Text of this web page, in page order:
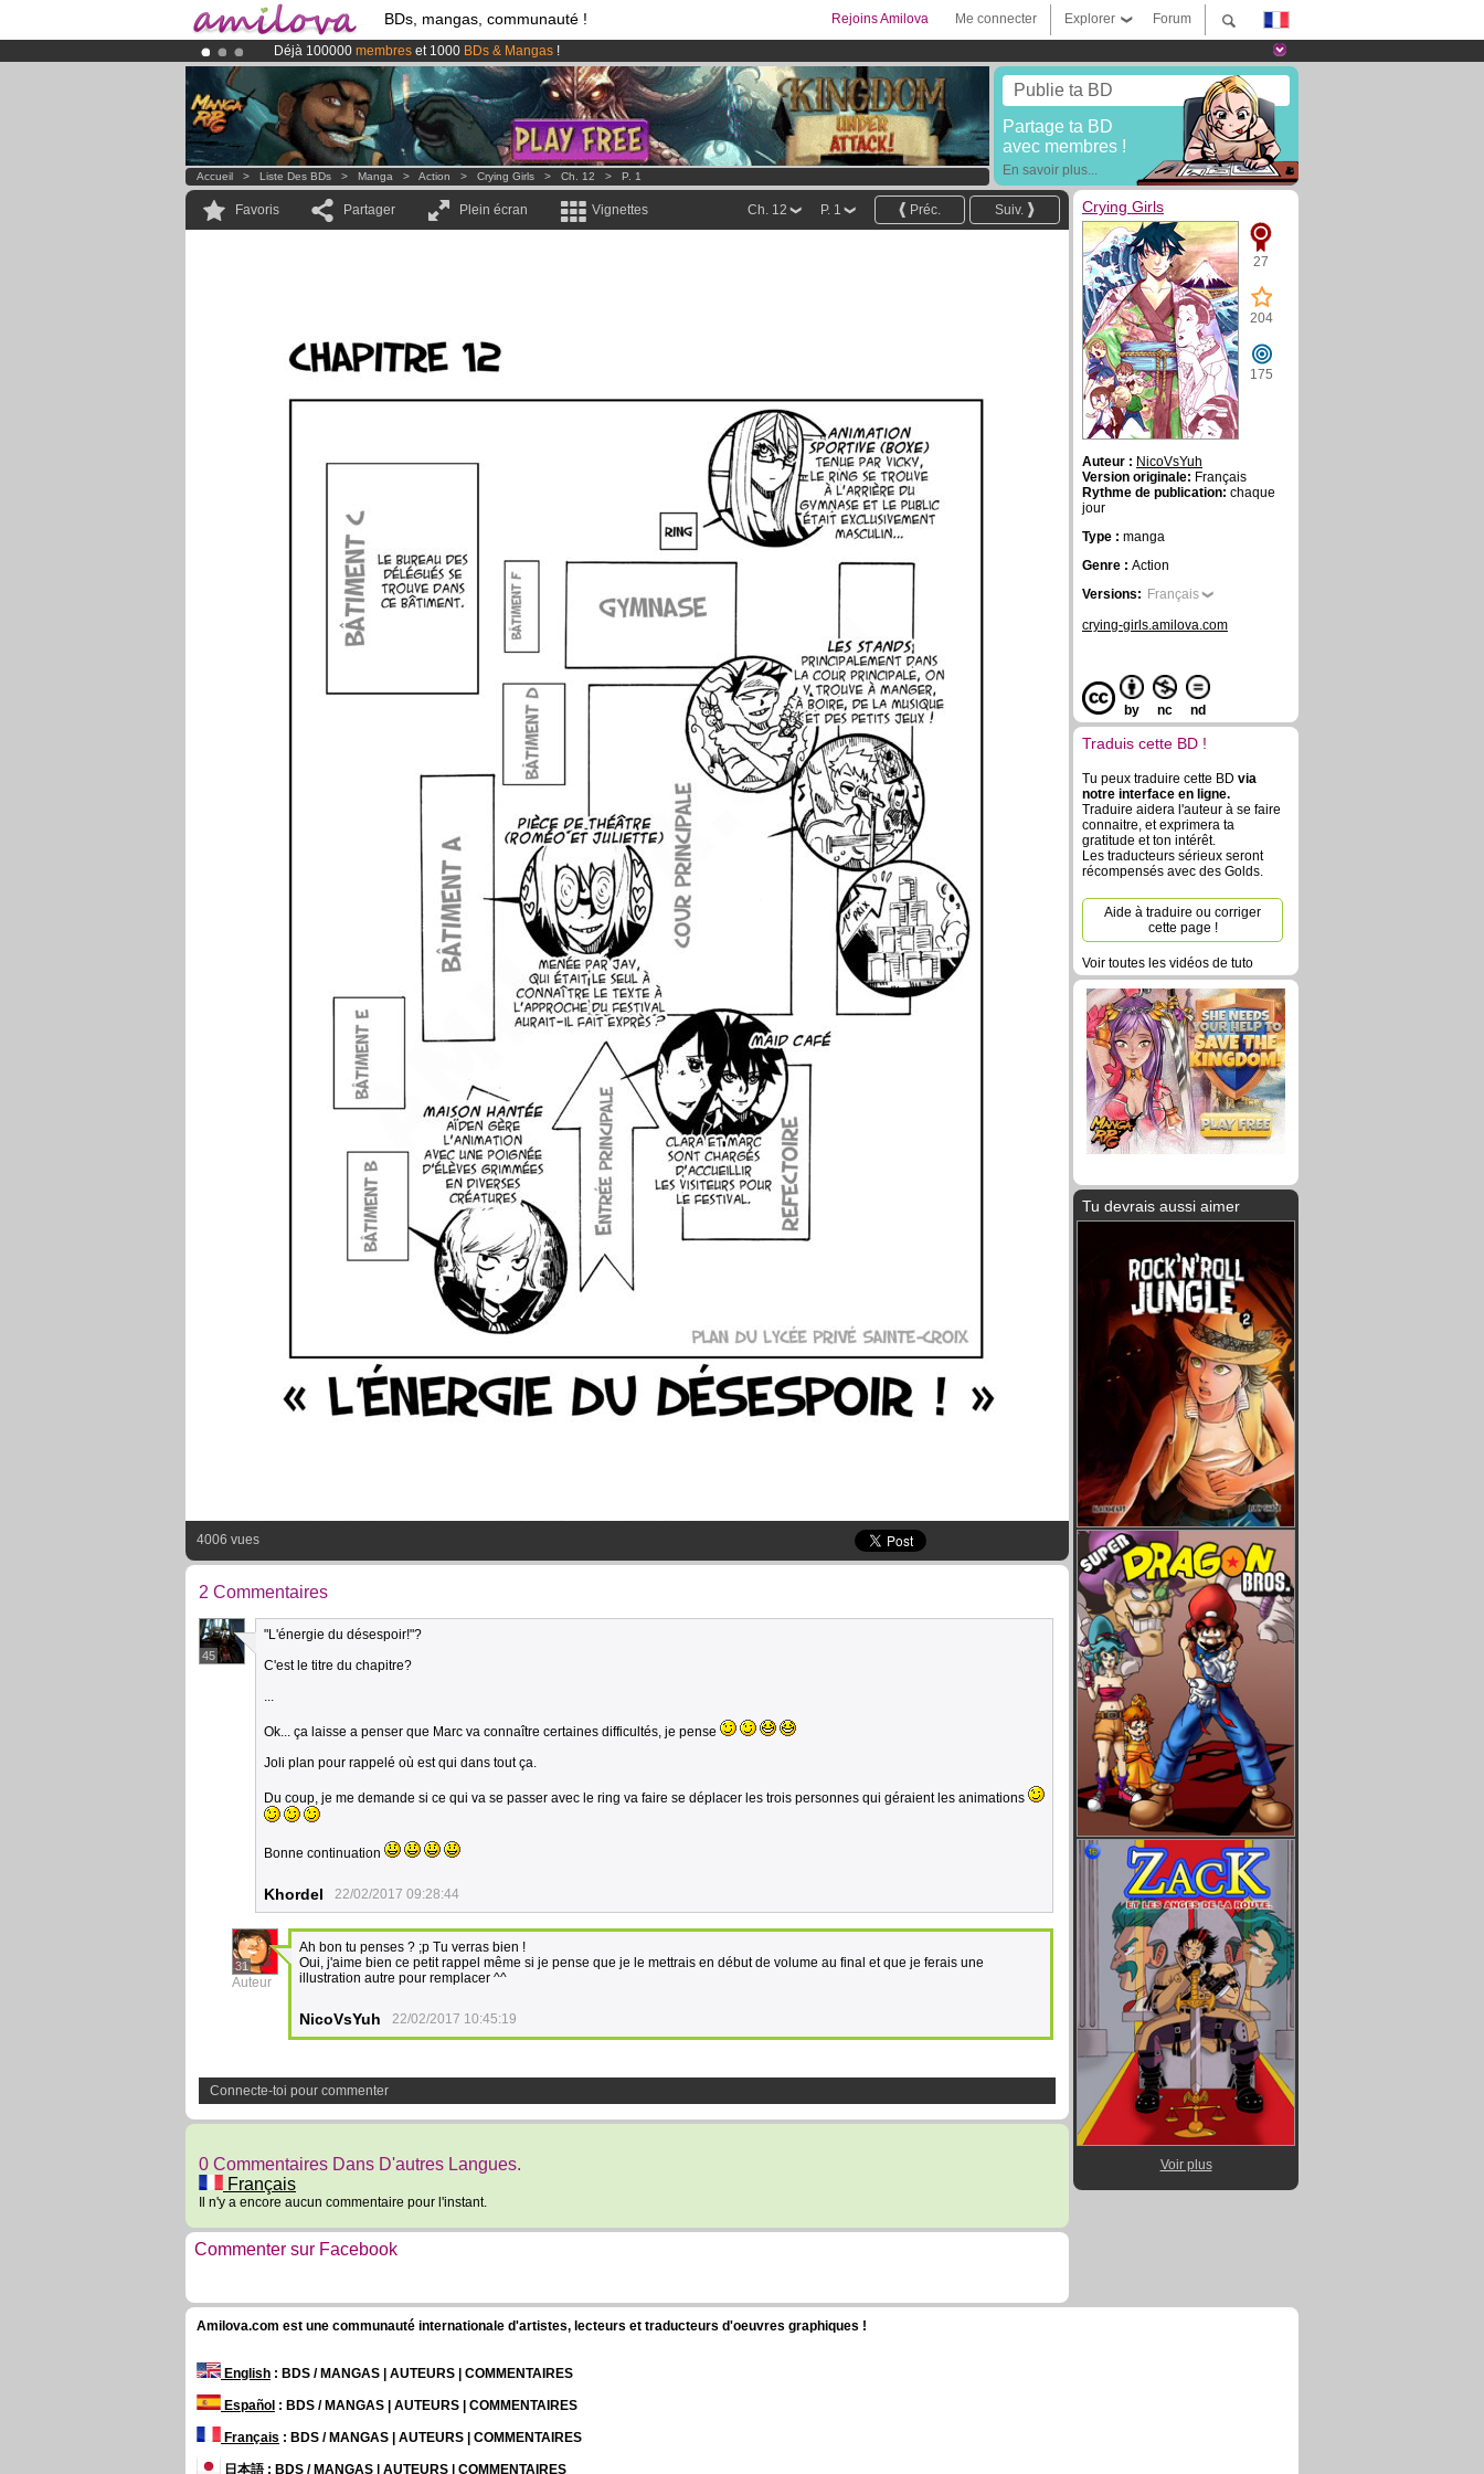
BDs, mangas, communauté ! Forum
Explorer
Me connecter
Rejoins Amilova
Déjà 100000 membres et 1000 BDs & Mangas !
Abonnement premium: à partir de3.95 eurospar mois !Clique ici pour t'abonner
LeKickstarter Amilova est désormais lancé
Publie ta BD
Partage ta BD
avec membres !
En savoir plus...
Accueil > Liste Des BDs > Manga > Action > Crying Girls > Ch. 12 > P. 1
Favoris Partager Plein écran Vignettes Suiv.
Préc.
P. 1
Ch. 12
4006 vues
2 Commentaires
45
"L'énergie du désespoir!"?
C'est le titre du chapitre?
...
Ok... ça laisse a penser que Marc va connaître certaines difficultés, je pense
Joli plan pour rappelé où est qui dans tout ça.
Du coup, je me demande si ce qui va se passer avec le ring va faire se déplacer les trois personnes qui géraient les animations
Bonne continuation
Khordel 22/02/2017 09:28:44
31
Auteur
Ah bon tu penses ? ;p Tu verras bien !
Oui, j'aime bien ce petit rappel même si je pense que je le mettrais en début de volume au final et que je ferais une
illustration autre pour remplacer ^^
NicoVsYuh 22/02/2017 10:45:19
Connecte-toi pour commenter
0 Commentaires Dans D'autres Langues.
Français
Il n'y a encore aucun commentaire pour l'instant.
Commenter sur Facebook
Crying Girls
27
204
175
Auteur : NicoVsYuh
Version originale: Français
Rythme de publication: chaque
jour
Type : manga
Genre : Action
Versions: Français
crying-girls.amilova.com
by nc nd
Traduis cette BD !
Tu peux traduire cette BD via
notre interface en ligne.
Traduire aidera l'auteur à se faire
connaitre, et exprimera ta
gratitude et ton intérêt.
Les traducteurs sérieux seront
récompensés avec des Golds.
Aide à traduire ou corriger
cette page !
Voir toutes les vidéos de tuto
Tu devrais aussi aimer
Voir plus
Amilova.com est une communauté internationale d'artistes, lecteurs et traducteurs d'oeuvres graphiques !
English : BDS / MANGAS | AUTEURS | COMMENTAIRES
Español : BDS / MANGAS | AUTEURS | COMMENTAIRES
Français : BDS / MANGAS | AUTEURS | COMMENTAIRES
日本語: BDS / MANGAS | AUTEURS | COMMENTAIRES